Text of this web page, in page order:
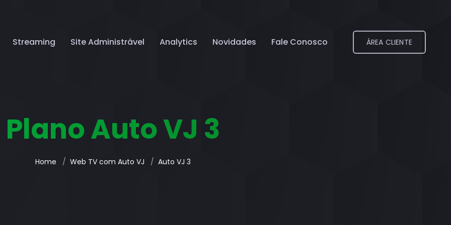
Streaming Site Administrável Analytics Novidades Fale Conosco ÁREA CLIENTE
Plano Auto VJ 3
Home Web TV com Auto VJ Auto VJ 3